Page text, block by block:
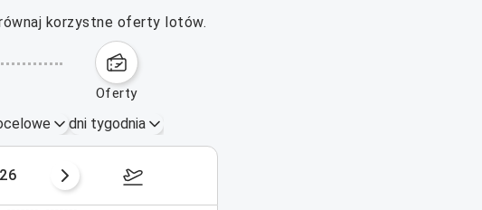
korzystne oferty lotów.
oferty
dni tygodnia
17–23 sierpnia 2026